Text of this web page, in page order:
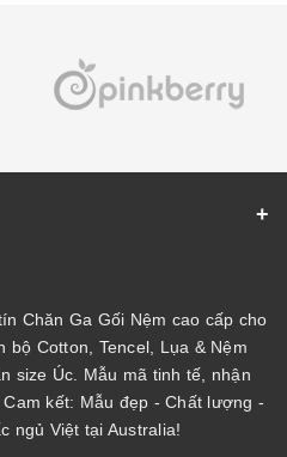
Chăn Ga Gối Nệm cao cấp cho
bộ Cotton, Tencel, Lụa & Nệm
size Úc. Mẫu mã tinh tế, nhận
kết: Mẫu đẹp - Chất lượng -
ngủ Việt tại Australia!